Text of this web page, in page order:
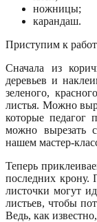
ножницы;
карандаш.
Приступим к
Сначала из
деревьев и
зеленого,
листья. Можно
которые педагог
можно вырезать
нашем мастер-
Теперь
последних крону.
листочки могут
листьев, чтобы
Ведь, как